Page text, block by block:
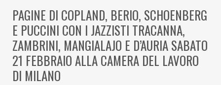
PAGINE DI COPLAND, BERIO, SCHOENBERG
E PUCCINI CON I JAZZISTI TRACANNA,
ZAMBRINI, MANGIALAJO E D’AURIA SABATO
21 FEBBRAIO ALLA CAMERA DEL LAVORO
DI MILANO